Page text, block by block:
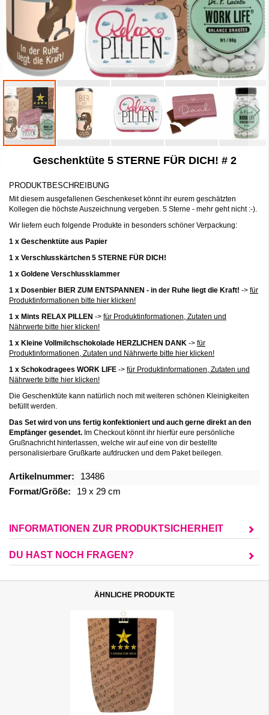
Bildergalerie
Geschenktüte 5 STERNE FÜR DICH! # 2
PRODUKTBESCHREIBUNG
Mit diesem ausgefallenen Geschenkeset könnt ihr eurem geschätzten
Kollegen die höchste Auszeichnung vergeben. 5 Sterne - mehr geht nicht :-).
Wir liefern euch folgende Produkte in besonders schöner Verpackung:
1 x Geschenktüte aus Papier
1 x Verschlusskärtchen 5 STERNE FÜR DICH!
1 x Goldene Verschlussklammer
1 x Dosenbier BIER ZUM ENTSPANNEN - in der Ruhe liegt die Kraft! -> für
Produktinformationen bitte hier klicken!
1 x Mints RELAX PILLEN -> für Produktinformationen, Zutaten und
Nährwerte bitte hier klicken!
1 x Kleine Vollmilchschokolade HERZLICHEN DANK -> für
Produktinformationen, Zutaten und Nährwerte bitte hier klicken!
1 x Schokodragees WORK LIFE -> für Produktinformationen, Zutaten und
Nährwerte bitte hier klicken!
Die Geschenktüte kann natürlich noch mit weiteren schönen Kleinigkeiten
befüllt werden.
Das Set wird von uns fertig konfektioniert und auch gerne direkt an den
Empfänger gesendet. Im Checkout könnt ihr hierfür eure persönliche
Grußnachricht hinterlassen, welche wir auf eine von dir bestellte
personalisierbare Grußkarte aufdrucken und dem Paket beilegen.
Mehr
Informationen
13486
19 x 29 cm
INFORMATIONEN ZUR PRODUKTSICHERHEIT
DU HAST NOCH FRAGEN?
ÄHNLICHE PRODUKTE